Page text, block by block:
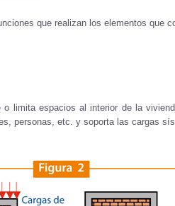
que realizan los elementos que
o limita espacios al interior de la
personas, etc. y soporta las cargas